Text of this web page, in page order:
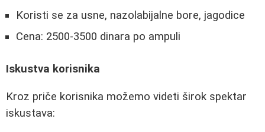
Koristi se za usne, nazolabijalne bore, jagodice
Cena: 2500-3500 dinara po ampuli
Iskustva korisnika
Kroz priče korisnika možemo videti širok spektar
iskustava: